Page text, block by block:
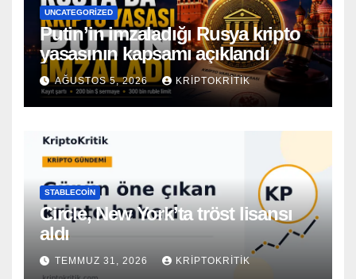
UNCATEGORIZED
Putin’in imzaladığı Rusya kripto
yasasının kapsamı açıklandı
AĞUSTOS 5, 2026 KRIPTOKRITIK
STABLECOIN
Circle, New York’ta tröst lisansı
aldı
TEMMUZ 31, 2026 KRIPTOKRITIK